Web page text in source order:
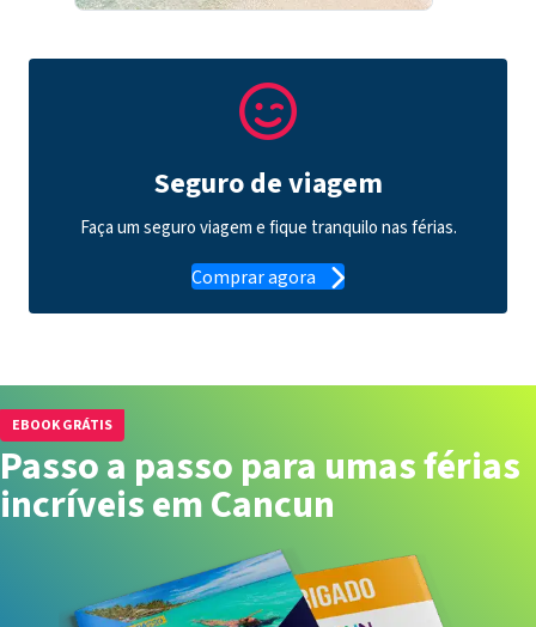
Seguro de viagem
Faça um seguro viagem e fique tranquilo nas férias.
Comprar agora
EBOOK GRÁTIS
Passo a passo para umas férias
incríveis em Cancun